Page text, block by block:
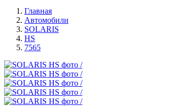
Главная
Автомобили
SOLARIS
HS
7565